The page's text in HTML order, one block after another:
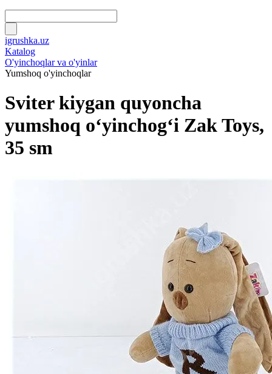
igrushka.uz
Katalog
O'yinchoqlar va o'yinlar
Yumshoq o'yinchoqlar
Sviter kiygan quyoncha
yumshoq o‘yinchog‘i Zak Toys,
35 sm